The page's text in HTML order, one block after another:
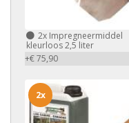
2x Impregneermiddel
kleurloos 2,5 liter
+€ 75,90
2x